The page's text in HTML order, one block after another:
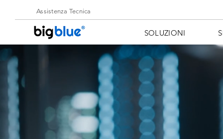
Assistenza Tecnica
SOLUZIONI